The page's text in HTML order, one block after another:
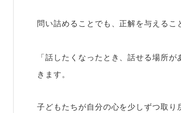
問い詰めることでも、正解を与えるこ
「話したくなったとき、話せる場所
きます。
子どもたちが自分の心を少しずつ取